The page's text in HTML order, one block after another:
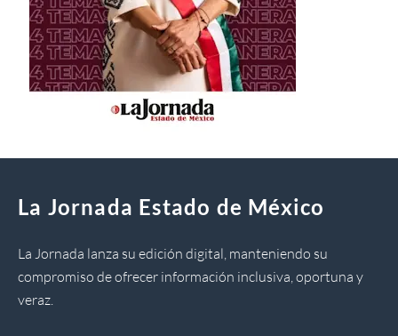
La Jornada Estado de México
La Jornada lanza su edición digital, manteniendo su
compromiso de ofrecer información inclusiva, oportuna y
veraz.